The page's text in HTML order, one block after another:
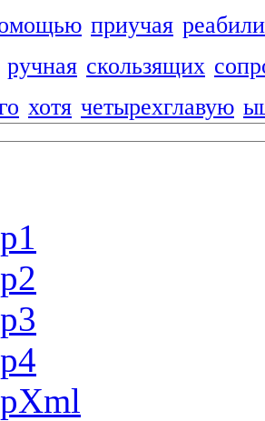
приучая
ручная скользящих
хотя четырехглавую